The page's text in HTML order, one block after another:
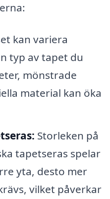
kan variera
typ av tapet du
mönstrade
material kan öka
Storleken på
tapetseras spelar
yta, desto mer
vilket påverkar